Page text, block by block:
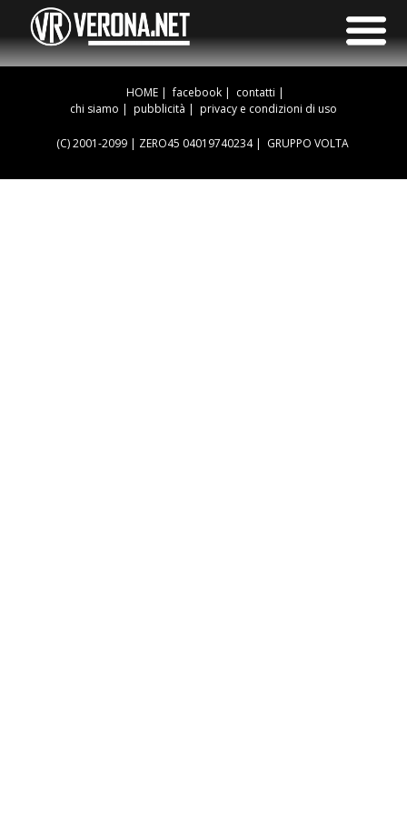
HOME | facebook | contatti |
chi siamo | pubblicità | privacy e condizioni di uso
(C) 2001-2099 | ZERO45 04019740234 | GRUPPO VOLTA